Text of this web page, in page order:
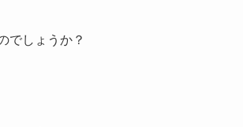
でしょうか？